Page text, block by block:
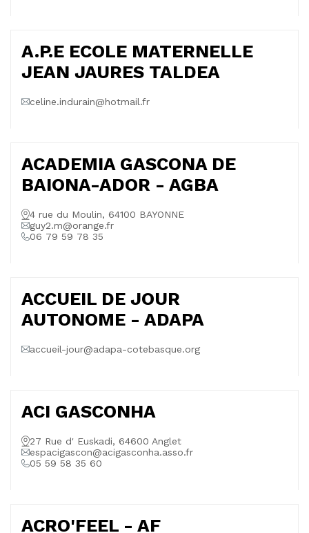
A.P.E ECOLE MATERNELLE
JEAN JAURES TALDEA
celine.indurain@hotmail.fr
ACADEMIA GASCONA DE
BAIONA-ADOR - AGBA
4 rue du Moulin, 64100 BAYONNE
guy2.m@orange.fr
06 79 59 78 35
ACCUEIL DE JOUR
AUTONOME - ADAPA
accueil-jour@adapa-cotebasque.org
ACI GASCONHA
27 Rue d' Euskadi, 64600 Anglet
espacigascon@acigasconha.asso.fr
05 59 58 35 60
ACRO'FEEL - AF